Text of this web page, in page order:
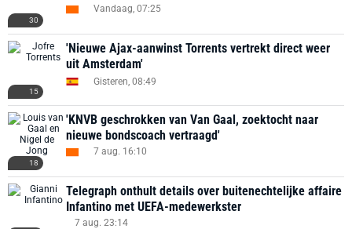
30
Vandaag, 07:25
15
'Nieuwe Ajax-aanwinst Torrents vertrekt direct weer
uit Amsterdam'
Gisteren, 08:49
18
'KNVB geschrokken van Van Gaal, zoektocht naar
nieuwe bondscoach vertraagd'
7 aug. 16:10
Telegraph onthult details over buitenechtelijke affaire
Infantino met UEFA-medewerkster
7 aug. 23:14